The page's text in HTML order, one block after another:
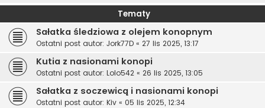
Tematy
Sałatka śledziowa z olejem konopnym
Ostatni post autor: Jork77D « 27 lis 2025, 13:17
Kutia z nasionami konopi
Ostatni post autor: Lolo542 « 26 lis 2025, 13:05
Sałatka z soczewicą i nasionami konopi
Ostatni post autor: Kiv « 05 lis 2025, 12:34